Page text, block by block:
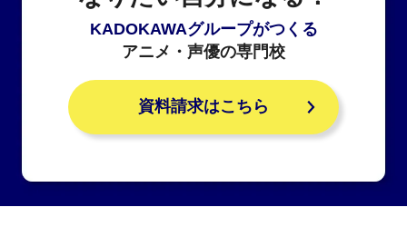
KADOKAWAグループがつくる
アニメ・声優の専門校
資料請求はこちら